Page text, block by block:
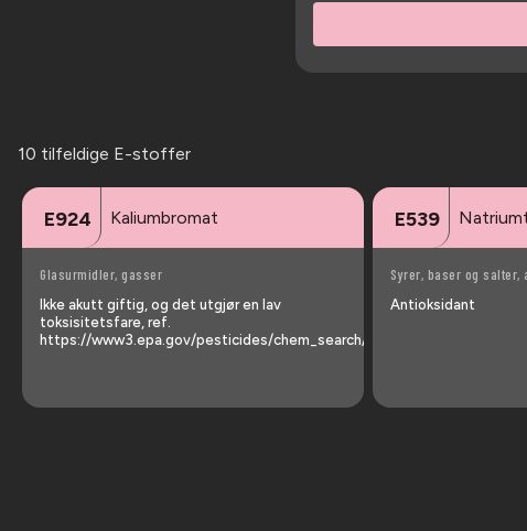
10 tilfeldige E-stoffer
E924 Kaliumbromat
Glasurmidler, gasser
Ikke akutt giftig, og det utgjør en lav
toksisitetsfare, ref.
https://www3.epa.gov/pesticides/chem_search/reg_actions/reregistr …
E539
Syrer, baser og
Antioksidant